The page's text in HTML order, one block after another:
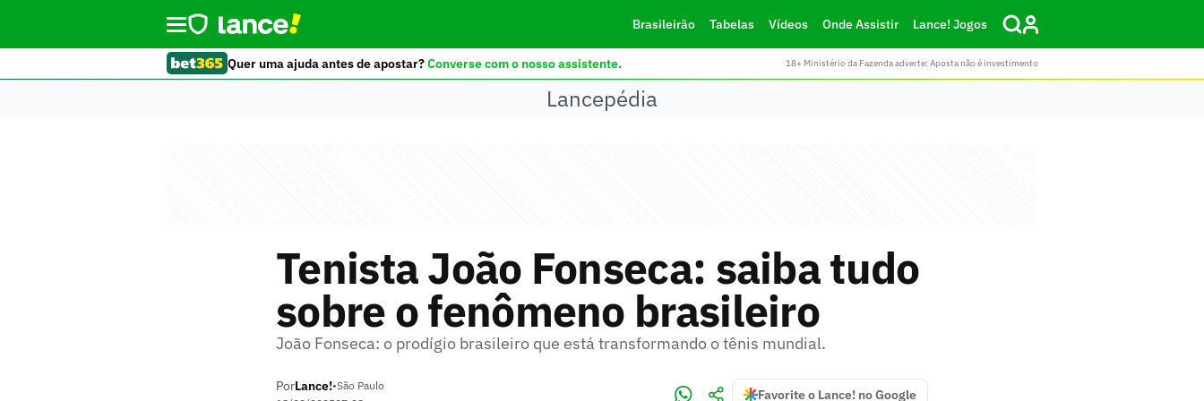
Brasileirão Tabelas Vídeos Onde Assistir Lance! Jogos
Quer uma ajuda antes de apostar?Converse com o nosso assistente. 18+ Ministério da Fazenda adverte: Aposta não é investimento
Lancepédia
Tenista João Fonseca: saiba tudo
sobre o fenômeno brasileiro
João Fonseca: o prodígio brasileiro que está transformando o tênis mundial.
PorLance!•São Paulo
Favorite o Lance! no Google